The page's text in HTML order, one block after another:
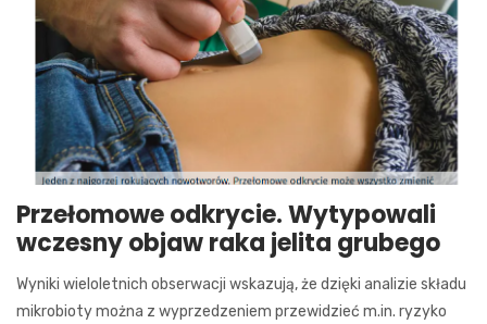
Przełomowe odkrycie. Wytypowali
wczesny objaw raka jelita grubego
Wyniki wieloletnich obserwacji wskazują, że dzięki analizie składu
mikrobioty można z wyprzedzeniem przewidzieć m.in. ryzyko